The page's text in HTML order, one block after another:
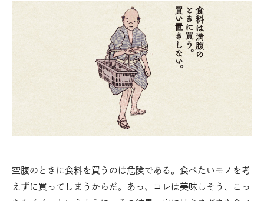
空腹のときに食料を買うのは危険である。食べたいモノを考
えずに買ってしまうからだ。あっ、コレは美味しそう、こっ